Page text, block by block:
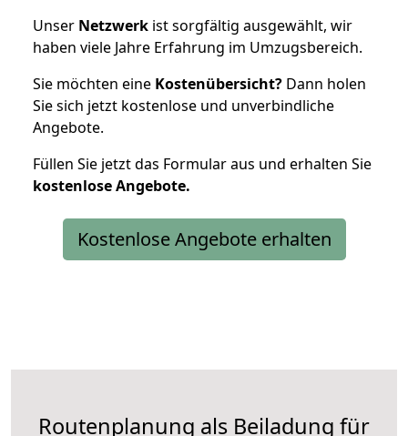
Unser Netzwerk ist sorgfältig ausgewählt, wir
haben viele Jahre Erfahrung im Umzugsbereich.
Sie möchten eine Kostenübersicht? Dann holen
Sie sich jetzt kostenlose und unverbindliche
Angebote.
Füllen Sie jetzt das Formular aus und erhalten Sie
kostenloseAngebote.
Kostenlose Angebote erhalten
Routenplanung als Beiladung für